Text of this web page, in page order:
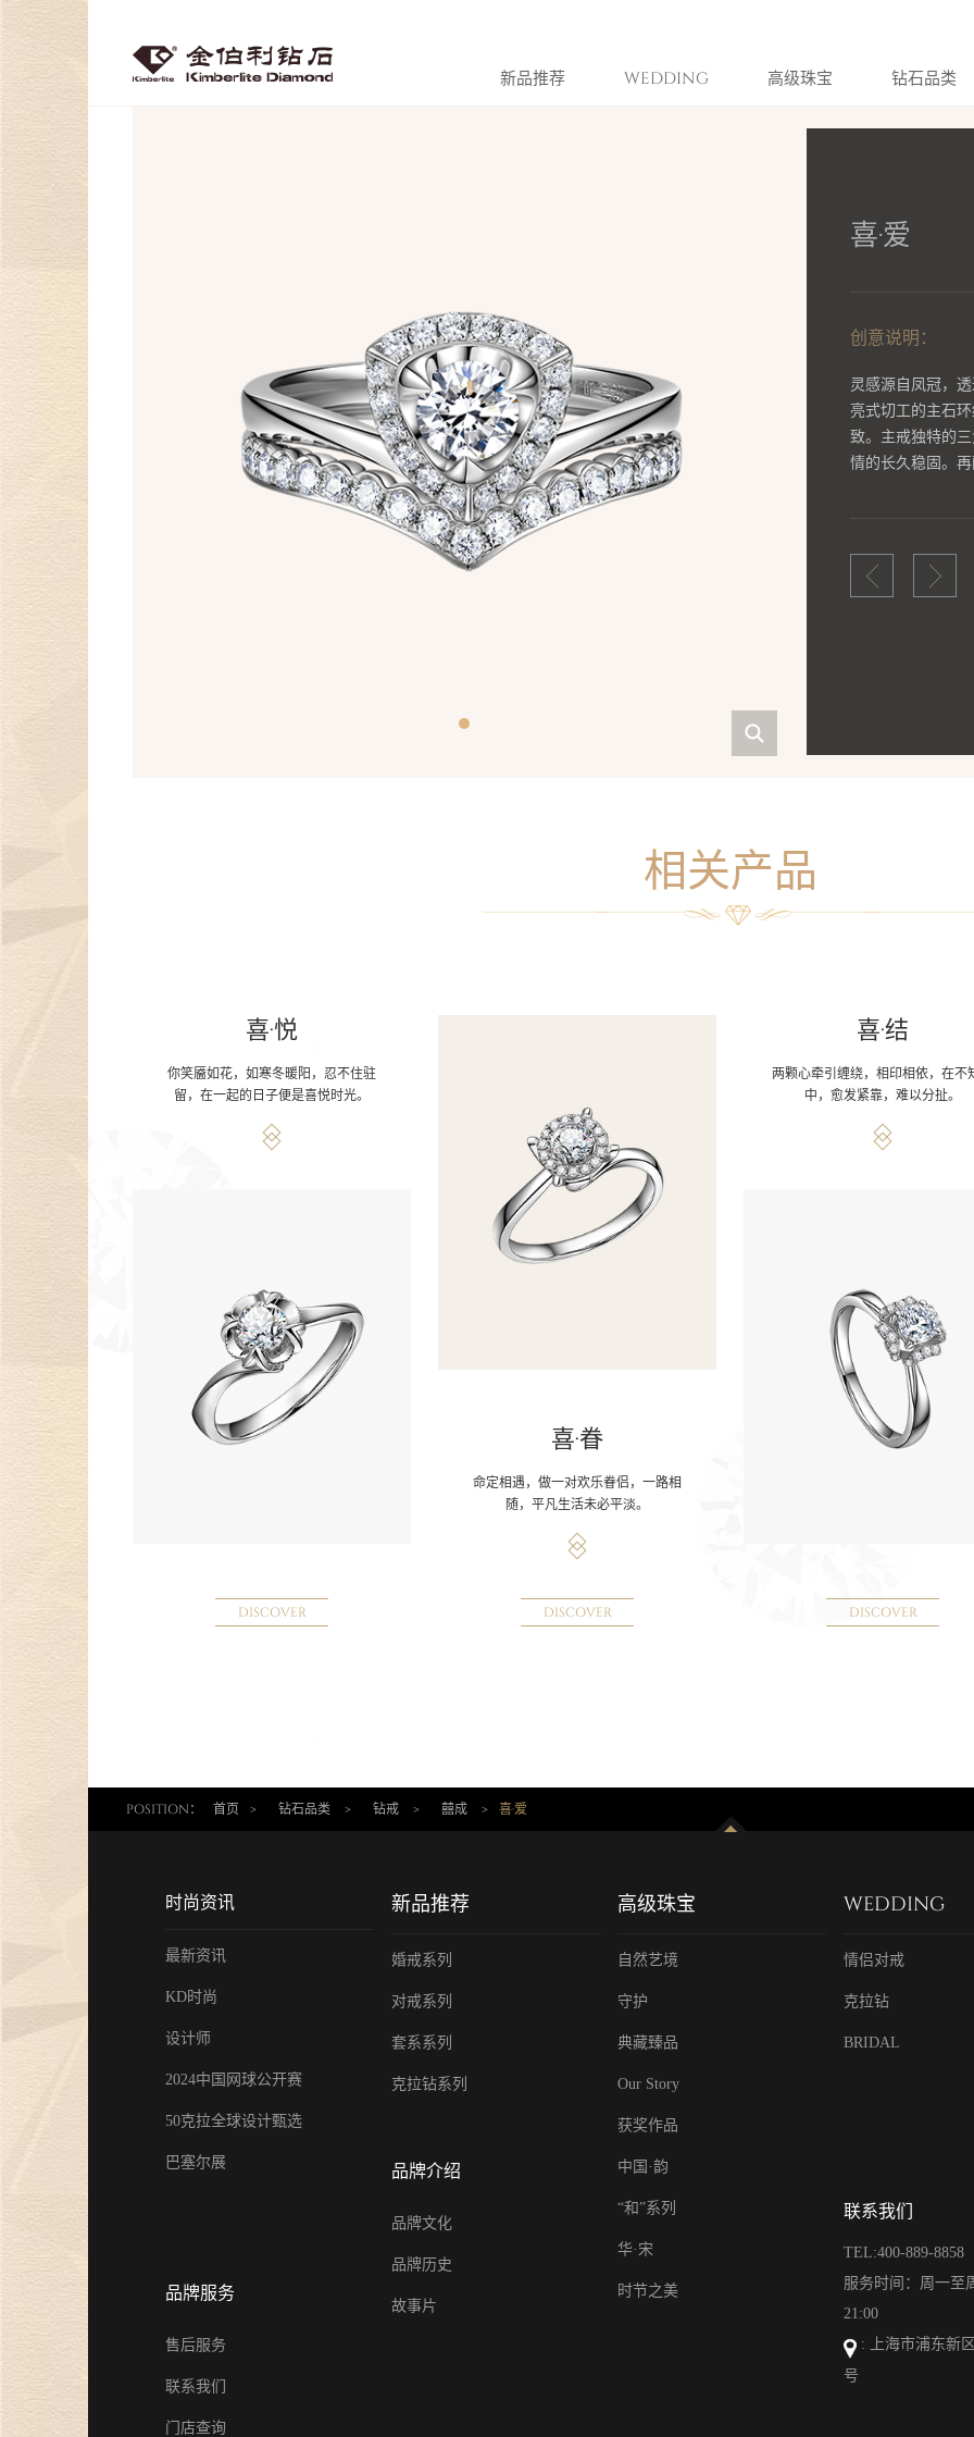
新品推荐 WEDDING 高级珠宝 钻石品类
喜·爱
创意说明：
灵感源自凤冠，
亮式切工的主石
致。主戒独特的
情的长久稳固。
相关产品
喜·悦
你笑靥如花，如寒冬暖阳，忍不住驻
留，在一起的日子便是喜悦时光。
DISCOVER
喜·眷
命定相遇，做一对欢乐眷侣，一路相
随，平凡生活未必平淡。
DISCOVER
喜·结
两颗心牵引缠绕，相印相依，在不
中，愈发紧靠，难以分扯。
DISCOVER
POSITION： 首页 > 钻石品类 > 钻戒 > 囍成 > 喜·爱
时尚资讯
最新资讯
KD时尚
设计师
2024中国网球公开赛
50克拉全球设计甄选
巴塞尔展
品牌服务
售后服务
联系我们
门店查询
新品推荐
婚戒系列
对戒系列
套系系列
克拉钻系列
品牌介绍
品牌文化
品牌历史
故事片
高级珠宝
自然艺境
守护
典藏臻品
Our Story
获奖作品
中国·韵
“和”系列
华·宋
时节之美
WEDDING
情侣对戒
克拉钻
BRIDAL
联系我们
TEL:400-889-8858
服务时间：周一至
21:00
: 上海市浦东新
号